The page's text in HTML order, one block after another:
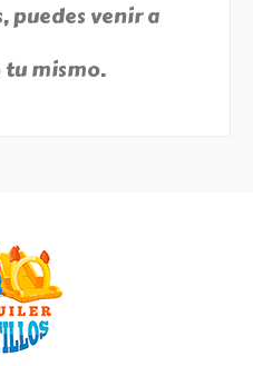
puedes venir a
mismo.